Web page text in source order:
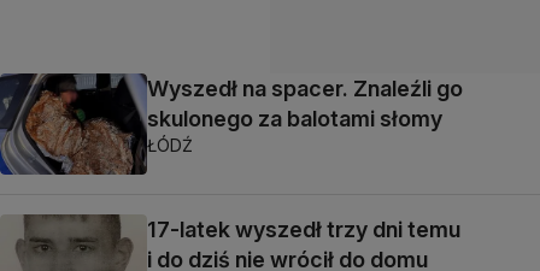
Wyszedł na spacer. Znaleźli go
skulonego za balotami słomy
ŁÓDŹ
17-latek wyszedł trzy dni temu
i do dziś nie wrócił do domu